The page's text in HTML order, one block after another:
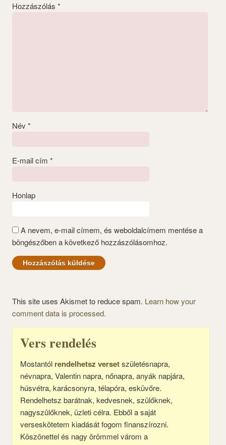
Hozzászólás *
Név *
E-mail cím *
Honlap
A nevem, e-mail címem, és weboldalcímem mentése a
böngészőben a következő hozzászólásomhoz.
This site uses Akismet to reduce spam. Learn how your
comment data is processed.
Vers rendelés
Mostantól rendelhetsz versetszületésnapra,
névnapra, Valentin napra, nőnapra, anyák napjára,
húsvétra, karácsonyra, télapóra, esküvőre.
Rendelhetsz barátnak, kedvesnek, szülőknek,
nagyszülőknek, üzleti célra. Ebből a saját
verseskötetem kiadását fogom finanszírozni.
Köszönettel és nagy örömmel várom a